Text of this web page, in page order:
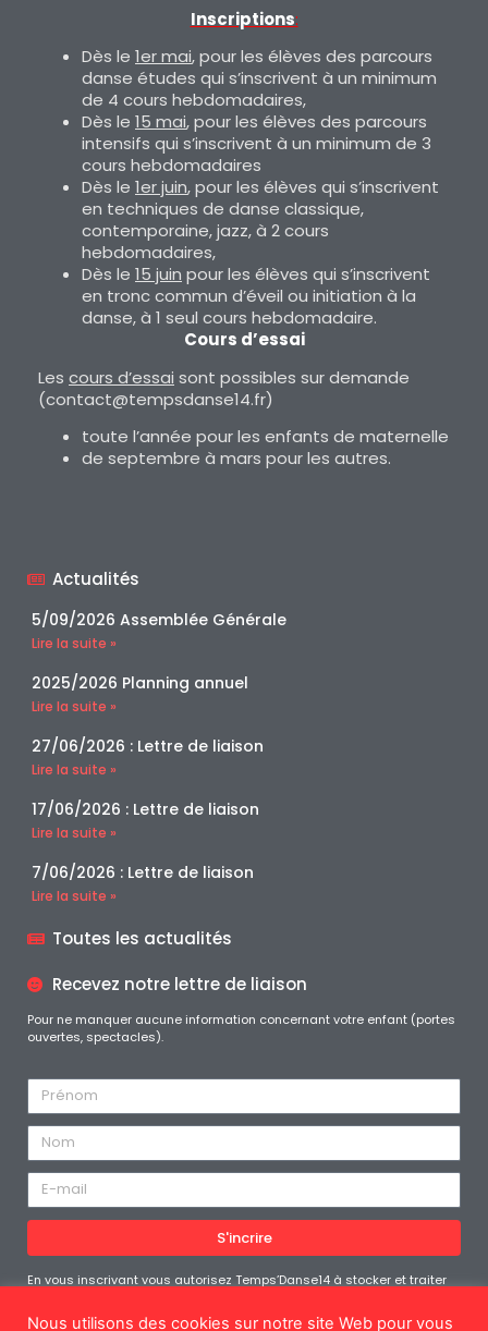
Inscriptions:
Dès le 1er mai, pour les élèves des parcours
danse études qui s’inscrivent à un minimum
de 4 cours hebdomadaires,
Dès le 15 mai, pour les élèves des parcours
intensifs qui s’inscrivent à un minimum de 3
cours hebdomadaires
Dès le 1er juin, pour les élèves qui s’inscrivent
en techniques de danse classique,
contemporaine, jazz, à 2 cours
hebdomadaires,
Dès le 15 juin pour les élèves qui s’inscrivent
en tronc commun d’éveil ou initiation à la
danse, à 1 seul cours hebdomadaire.
Cours d’essai
Les cours d’essai sont possibles sur demande
(contact@tempsdanse14.fr)
toute l’année pour les enfants de maternelle
de septembre à mars pour les autres.
Actualités
5/09/2026 Assemblée Générale
Lire la suite »
2025/2026 Planning annuel
Lire la suite »
27/06/2026 : Lettre de liaison
Lire la suite »
17/06/2026 : Lettre de liaison
Lire la suite »
7/06/2026 : Lettre de liaison
Lire la suite »
Toutes les actualités
Recevez notre lettre de liaison
Pour ne manquer aucune information concernant votre enfant (portes
ouvertes, spectacles).
S'incrire
En vous inscrivant vous autorisez Temps’Danse14 à stocker et traiter
demandé. Vous pouvez vous désabonner à tout moment
Nous utilisons des cookies sur notre site Web pour vous